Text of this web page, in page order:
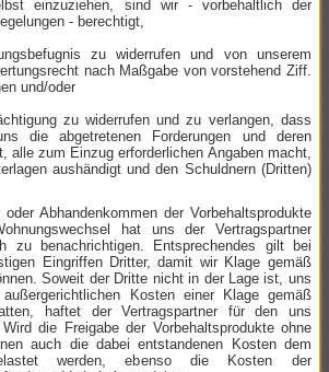
einzuziehen, sind wir - vorbehaltlich der
- berechtigt,
zu widerrufen und von unserem
nach Maßgabe von vorstehend Ziff.
und/oder
zu widerrufen und zu verlangen, dass
die abgetretenen Forderungen und deren
alle zum Einzug erforderlichen Angaben macht,
aushändigt und den Schuldnern (Dritten)
Abhandenkommen der Vorbehaltsprodukte
hat uns der Vertragspartner
zu benachrichtigen. Entsprechendes gilt bei
Eingriffen Dritter, damit wir Klage gemäß
Soweit der Dritte nicht in der Lage ist, uns
Kosten einer Klage gemäß
haftet der Vertragspartner für den uns
die Freigabe der Vorbehaltsprodukte ohne
auch die dabei entstandenen Kosten dem
werden, ebenso die Kosten der